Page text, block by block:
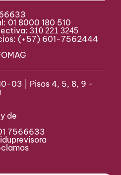
01 8000 180 510
310 221 3245
(+57) 601-7562444
03 | Pisos 4, 5, 8, 9 -
de
7566633